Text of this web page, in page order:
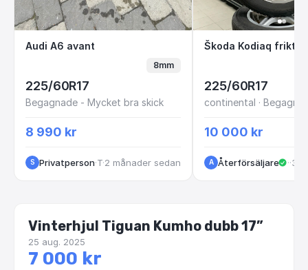
Audi A6 avant
Audi A6 avant
8mm
225/60R17
Begagnade - Mycket bra skick
8 990 kr
S Privatperson· Tullinge
·2 månader sedan
Škoda Kodiaq
225/60R17
10 000 kr
A Återförsäljare ··3
Vinterhjul Tiguan Kumho dubb 17”
25 aug. 2025
7 000 kr